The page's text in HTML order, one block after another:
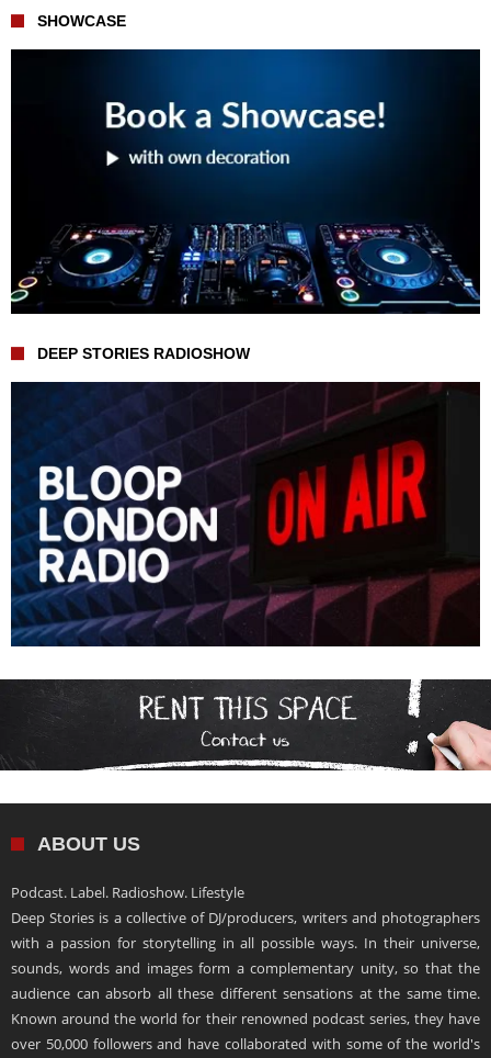
SHOWCASE
DEEP STORIES RADIOSHOW
ABOUT US
Podcast. Label. Radioshow. Lifestyle
Deep Stories is a collective of DJ/producers, writers and photographers
with a passion for storytelling in all possible ways. In their universe,
sounds, words and images form a complementary unity, so that the
audience can absorb all these different sensations at the same time.
Known around the world for their renowned podcast series, they have
over 50,000 followers and have collaborated with some of the world's